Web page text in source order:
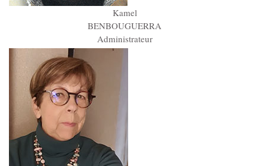
Kamel
BENBOUGUERRA
Administrateur